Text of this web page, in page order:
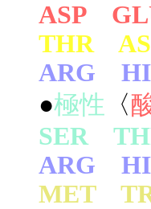
ASP
THR
ARG
●極性 〈
SER
ARG
MET